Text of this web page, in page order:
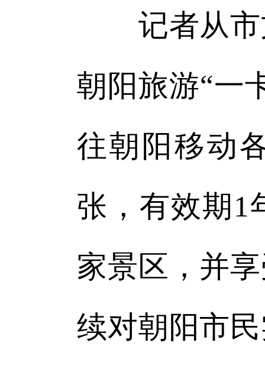
记者从市
朝阳旅游“一
往朝阳移动
张，有效期1
家景区，并
续对朝阳市